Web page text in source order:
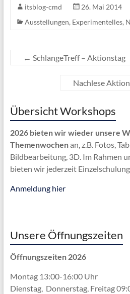
itsblog-cmd
26. Mai 2014
Ausstellungen, Experimentelles,
← SchlangeTreff – Aktionstag
Nachlese
Übersicht Workshops
2026 bieten wir wieder unsere
Themenwochenan, z.B. Fotos,
Bildbearbeitung, 3D. Im Rahmen
bieten wir jederzeit
Anmeldung hier
Unsere Öffnungszeiten
Öffnungszeiten 2026
Montag 13:00-16:00 Uhr
Dienstag, Donnerstag, Freitag